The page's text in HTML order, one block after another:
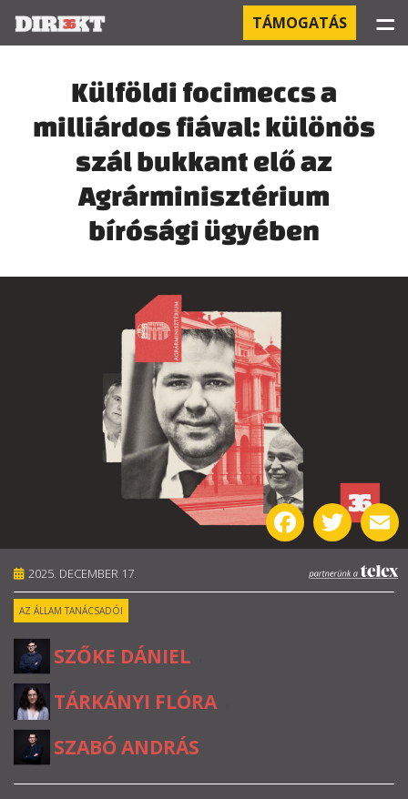
PROJEKTEK
KÓRHÁZI FERTŐZÉSEK
ORBÁN ÉS A GAZDASÁG
KÍNAI NEGYED
PEGASUS-MEGFIGYELÉSEK
AZ ORBÁN CSALÁD ÜZLETEI
OFFSHORE TITKOK
MŰKÖDÉS
TÁMOGATÁS
1%
WEBSHOP

TÁMOGATÁS ☰
Külföldi focimeccs a
milliárdos fiával: különös
szál bukkant elő az
Agrárminisztérium
bírósági ügyében
2025. DECEMBER 17.
AZ ÁLLAM TANÁCSADÓI
SZŐKE DÁNIEL
TÁRKÁNYI FLÓRA
SZABÓ ANDRÁS
FacebookTwitter